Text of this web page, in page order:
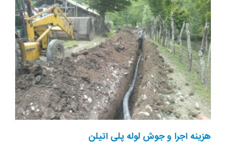
فشار
1402
هزینه اجرا و جوش لوله پلی اتیلن